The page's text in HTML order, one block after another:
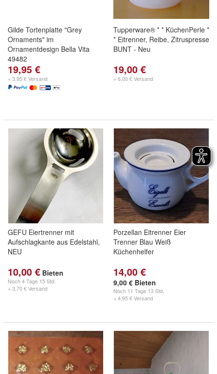
Gilde Tortenplatte "Grey
Ornaments" im
Ornamentdesign Bella Vita
49482
19,95 €
+ 3,95 € Versand
Tupperware® * * KüchenPerle *
* Eitrenner, Reibe, Zitruspresse
BUNT - Neu
19,00 €
+ 6,00 € Versand
GEFU Eiertrenner mit
Aufschlagkante aus Edelstahl,
NEU
10,00 € Bieten
Noch4 Tage 15 Std.
+ 3,70 € Versand
Porzellan Eitrenner Eier
Trenner Blau Weiß
Küchenhelfer
14,00 €
9,00 € Bieten
Noch 11 Tage 13 Std.
+ 4,95 € Versand